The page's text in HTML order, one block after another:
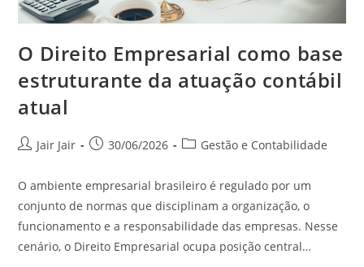
O Direito Empresarial como base
estruturante da atuação contábil
atual
Jair Jair 30/06/2026 Gestão e Contabilidade
O ambiente empresarial brasileiro é regulado por um
conjunto de normas que disciplinam a organização, o
funcionamento e a responsabilidade das empresas. Nesse
cenário, o Direito Empresarial ocupa posição central…